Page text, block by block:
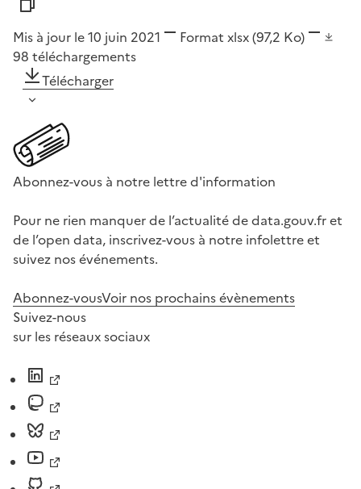
Mis à jour le 10 juin 2021 Format xlsx(97,2 Ko)
98 téléchargements
Télécharger
Abonnez-vous à notre lettre d'information
Pour ne rien manquer de l’actualité de data.gouv.fr et
de l’open data, inscrivez-vous à notre infolettre et
suivez nos événements.
Abonnez-vousVoir nos prochains évènements
Suivez-nous
sur les réseaux sociaux